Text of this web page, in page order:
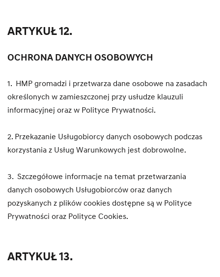
ARTYKUŁ 12.
OCHRONA DANYCH OSOBOWYCH
1. HMP gromadzi i przetwarza dane osobowe na zasadach
określonych w zamieszczonej przy usłudze klauzuli
informacyjnej oraz w Polityce Prywatności.
2. Przekazanie Usługobiorcy danych osobowych podczas
korzystania z Usług Warunkowych jest dobrowolne.
3. Szczegółowe informacje na temat przetwarzania
danych osobowych Usługobiorców oraz danych
pozyskanych z plików cookies dostępne są w Polityce
Prywatności oraz Polityce Cookies.
ARTYKUŁ 13.